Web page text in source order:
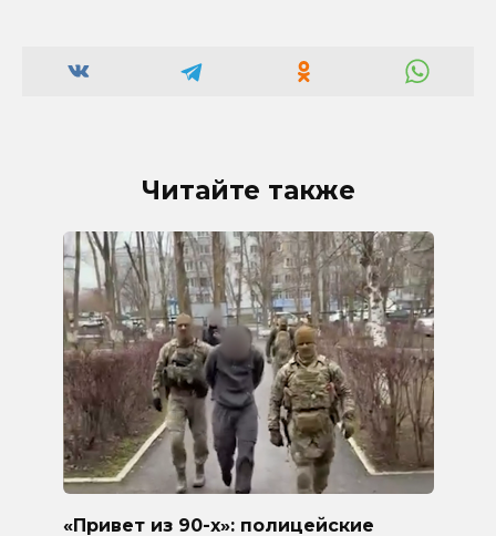
Читайте также
«Привет из 90-х»: полицейские